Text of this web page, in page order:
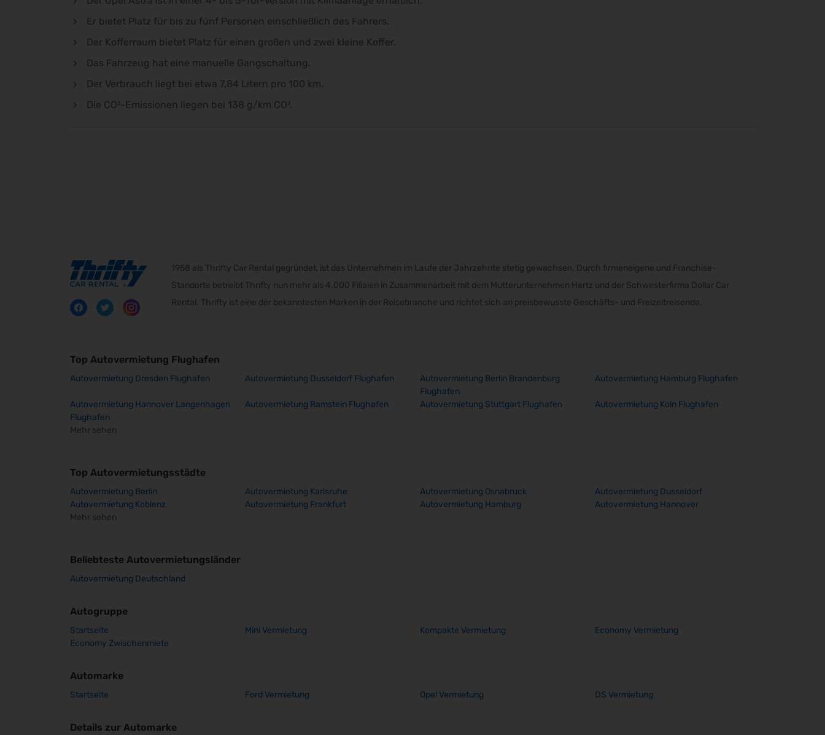
Er bietet Platz für bis zu fünf Personen einschließlich des Fahrers.
Der Kofferraum bietet Platz für einen großen und zwei kleine Koffer.
Das Fahrzeug hat eine manuelle Gangschaltung.
Der Verbrauch liegt bei etwa 7,84 Litern pro 100 km.
Die CO²-Emissionen liegen bei 138 g/km CO².
1958 als Thrifty Car Rental gegründet, ist das Unternehmen im Laufe der Jahrzehnte stetig gewachsen. Durch firmeneigene und Franchise-
Standorte betreibt Thrifty nun mehr als 4.000 Filialen in Zusammenarbeit mit dem Mutterunternehmen Hertz und der Schwesterfirma Dollar Car
Rental. Thrifty ist eine der bekanntesten Marken in der Reisebranche und richtet sich an preisbewusste Geschäfts- und Freizeitreisende.
Top Autovermietung Flughafen
Autovermietung Dresden Flughafen Autovermietung Dusseldorf Flughafen
Autovermietung Berlin Brandenburg
Flughafen
Autovermietung Hamburg Flughafen
Autovermietung Hannover Langenhagen
Flughafen
Autovermietung Ramstein Flughafen Autovermietung Stuttgart Flughafen Autovermietung Koln Flughafen
Mehr sehen
Top Autovermietungsstädte
Autovermietung Berlin Autovermietung Karlsruhe Autovermietung Osnabruck
Autovermietung Dusseldorf
Autovermietung Koblenz
Autovermietung Frankfurt Autovermietung Hamburg
Autovermietung Hannover
Mehr sehen
Beliebteste Autovermietungsländer
Autovermietung Deutschland
Autogruppe
Startseite Mini Vermietung Kompakte Vermietung
Economy Vermietung
Economy Zwischenmiete
Automarke
Startseite Ford Vermietung Opel Vermietung DS Vermietung
Details zur Automarke